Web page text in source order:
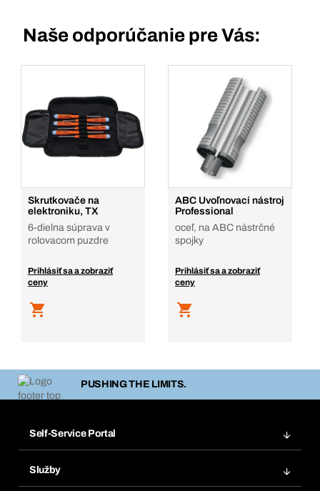
Naše odporúčanie pre Vás:
Skrutkovače na
elektroniku, TX
6-dielna súprava v
rolovacom puzdre
Prihlásiť sa a zobraziť
ceny
ABC Uvoľnovací nástroj
Professional
oceľ, na ABC nástrčné
spojky
Prihlásiť sa a zobraziť
ceny
PUSHING THE LIMITS.
Self-Service Portal
Služby